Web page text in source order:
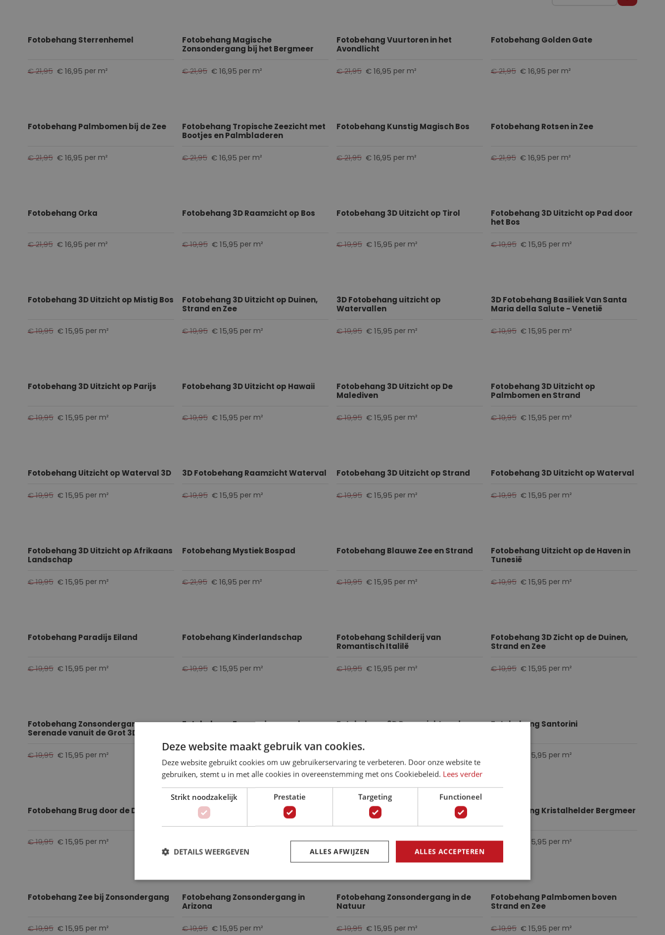
t
Fotobehang Sterrenhemel
€ 16,95 per m²
€ 21,95
Fotobehang Magische
Zonsondergang bij het Bergmeer
€ 16,95 per m²
€ 21,95
Fotobehang Vuurtoren in het
Avondlicht
€ 16,95 per m²
€ 21,95
Fotobehang Golden Gate
€ 16,95 per m²
€ 21,95
Fotobehang Palmbomen bij de Zee
€ 16,95 per m²
€ 21,95
Fotobehang Tropische Zeezicht met
Bootjes en Palmbladeren
€ 16,95 per m²
€ 21,95
Fotobehang Kunstig Magisch Bos
€ 16,95 per m²
€ 21,95
Fotobehang Rotsen in Zee
€ 16,95 per m²
€ 21,95
Fotobehang Orka
€ 16,95 per m²
€ 21,95
Fotobehang 3D Raamzicht op Bos
€ 15,95 per m²
€ 19,95
Fotobehang 3D Uitzicht op Tirol
€ 15,95 per m²
€ 19,95
Fotobehang 3D Uitzicht op Pad door
het Bos
€ 15,95 per m²
€ 19,95
Fotobehang 3D Uitzicht op Mistig Bos
€ 15,95 per m²
€ 19,95
Fotobehang 3D Uitzicht op Duinen,
Strand en Zee
€ 15,95 per m²
€ 19,95
3D Fotobehang uitzicht op
Watervallen
€ 15,95 per m²
€ 19,95
3D Fotobehang Basiliek Van Santa
Maria della Salute - Venetië
€ 15,95 per m²
€ 19,95
Fotobehang 3D Uitzicht op Parijs
€ 15,95 per m²
€ 19,95
Fotobehang 3D Uitzicht op Hawaii
€ 15,95 per m²
€ 19,95
Fotobehang 3D Uitzicht op De
Malediven
€ 15,95 per m²
€ 19,95
Fotobehang 3D Uitzicht op
Palmbomen en Strand
€ 15,95 per m²
€ 19,95
Fotobehang Uitzicht op Waterval 3D
€ 15,95 per m²
€ 19,95
3D Fotobehang Raamzicht Waterval
€ 15,95 per m²
€ 19,95
Fotobehang 3D Uitzicht op Strand
€ 15,95 per m²
€ 19,95
Fotobehang 3D Uitzicht op Waterval
€ 15,95 per m²
€ 19,95
Fotobehang 3D Uitzicht op Afrikaans
Landschap
€ 15,95 per m²
€ 19,95
Fotobehang Mystiek Bospad
€ 16,95 per m²
€ 21,95
Fotobehang Blauwe Zee en Strand
€ 15,95 per m²
€ 19,95
Fotobehang Uitzicht op de Haven in
Tunesië
€ 15,95 per m²
€ 19,95
Fotobehang Paradijs Eiland
€ 15,95 per m²
€ 19,95
Fotobehang Kinderlandschap
€ 15,95 per m²
€ 19,95
Fotobehang Schilderij van
Romantisch Italilë
€ 15,95 per m²
€ 19,95
Fotobehang 3D Zicht op de Duinen,
Strand en Zee
€ 15,95 per m²
€ 19,95
Fotobehang Zonsondergang
Serenade vanuit de Grot 3D
€ 15,95 per m²
€ 19,95
Fotobehang Zonsondergang boven
Fotobehang 3D Raamzicht op de
Fotobehang Santorini
€ 15,95 per m²
Fotobehang Brug door de Duinen
€ 15,95 per m²
€ 19,95
Fotobehang Brug naar het Strand 3D
Fotobehang Paradijselijke
Palmbomen
€ 15,95 per m²
€ 19,95
Fotobehang Kristalhelder Bergmeer
€ 15,95 per m²
€ 19,95
Fotobehang Zee bij Zonsondergang
€ 15,95 per m²
€ 19,95
Fotobehang Zonsondergang in
Arizona
€ 15,95 per m²
€ 19,95
Fotobehang Zonsondergang in de
Natuur
€ 15,95 per m²
€ 19,95
Fotobehang Palmbomen boven
Strand en Zee
€ 15,95 per m²
€ 19,95
Deze website maakt gebruik van cookies.
Deze website gebruikt cookies om uw gebruikerservaring te verbeteren. Door onze website te
gebruiken, stemt u in met alle cookies in overeenstemming met ons Cookiebeleid. Lees verder
Strikt noodzakelijk Prestatie Targeting Functioneel
ALLES ACCEPTEREN
ALLES AFWIJZEN
DETAILS WEERGEVEN